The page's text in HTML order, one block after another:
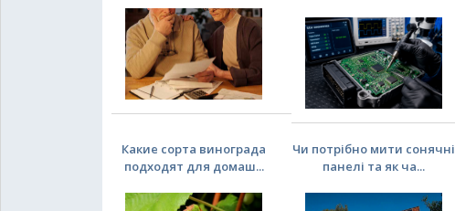
Какие сорта винограда
подходят для домаш...
Чи потрібно мити сонячні
панелі та як ча...